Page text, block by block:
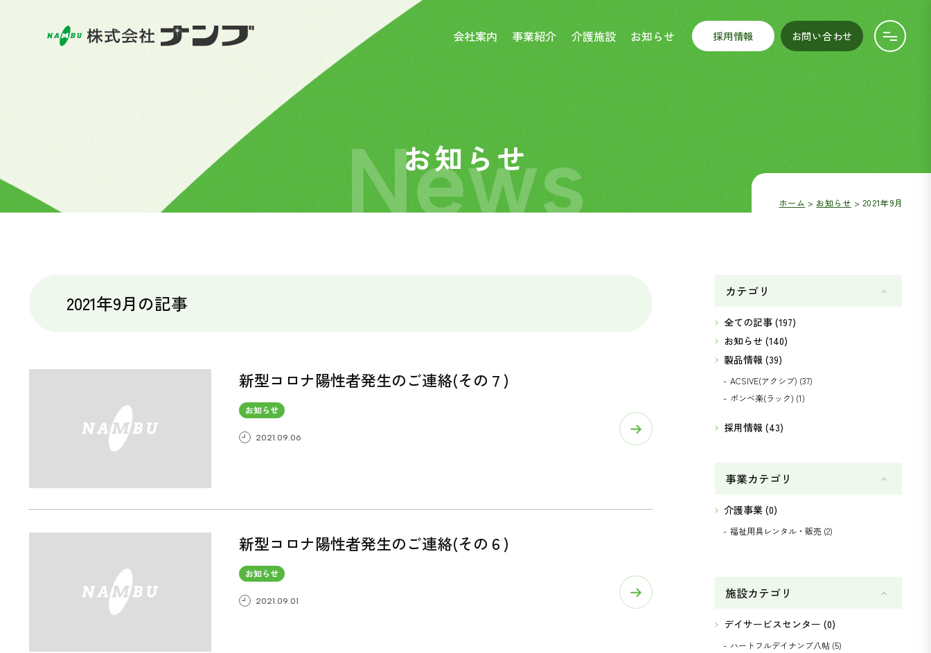
会社案内 事業紹介 介護施設 お知らせ 採用情報 お問い合わせ
お知らせ
News ホーム お知らせ 2021年9月
2021年9月の記事
新型コロナ陽性者発生のご連絡(その７)
お知らせ
2021.09.06
新型コロナ陽性者発生のご連絡(その６)
お知らせ
2021.09.01
カテゴリ
全ての記事 (197)
お知らせ (140)
製品情報 (39)
ACSIVE(アクシブ) (37)
ボンベ楽(ラック) (1)
採用情報 (43)
事業カテゴリ
介護事業 (0)
福祉用具レンタル・販売 (2)
施設カテゴリ
デイサービスセンター (0)
ハートフルデイナンブ八帖 (5)